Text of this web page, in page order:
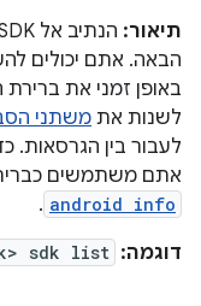
תיאור:
הבאה. אתם יכולים
לשנות את משתני
אתם משתמשים
android info
.
דוגמה: sdk list